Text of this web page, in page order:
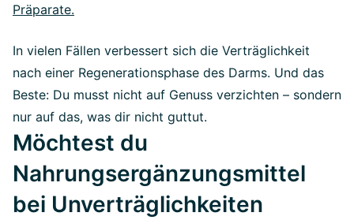
Präparate.
In vielen Fällen verbessert sich die Verträglichkeit
nach einer Regenerationsphase des Darms. Und das
Beste: Du musst nicht auf Genuss verzichten – sondern
nur auf das, was dir nicht guttut.
Möchtest du
Nahrungsergänzungsmittel
bei Unverträglichkeiten